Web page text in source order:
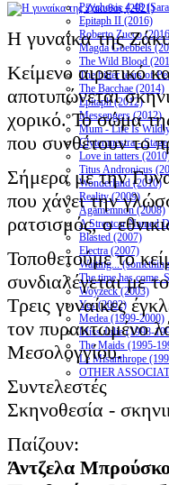
Psychosis 4.48
Epitaph II (2016)
Roberto Zucco
Magda Goebbels
The Wild Blood
The bitter tears of
The Bacchae (2014)
Epitaph (2012)
Messengers (2012)
Mum - Life Is
Clytemnestra -
Love in tatters
Titus Andronicus
Wonderland (2010)
Reality (2009)
Agamemnon (2008)
A Streetcar Named
Blasted (2007)
Electra (2007)
Waiting...
The time has come.
Woyzeck (2003)
Yes (2002)
Medea (1999-2000)
Miss Julie (1998-
The Maids (1995-
Le Misanthrope
OTHER
Η γυναίκα της
Κείμενο αιρετικό
αποτυπώνεται
χορικό. Το σώμα
που συνθέτουν το
Σήμερα με την
που χάνει την
ρατσισμός, ο
Τοποθετούμε το
συνδιαλέγεται με
Τρεις γυναίκες
τoν πυρακτωμένο
Μεσολογγίου.
Συντελεστές
Σκηνοθεσία -
Παίζουν:
Άντζελα